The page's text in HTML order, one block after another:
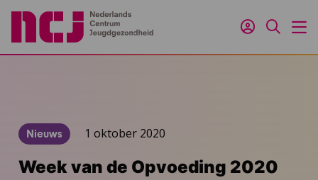
Inloggen
Zoeken
Nieuws 1 oktober 2020
Week van de Opvoeding 2020